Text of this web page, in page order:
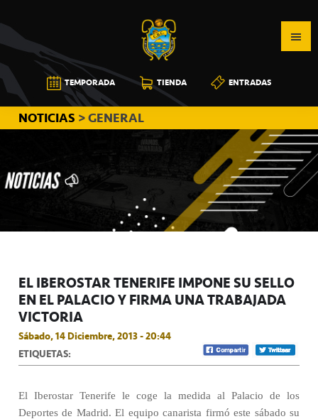
a
la
navegación
principal
al
contenido
principal
a
la
barra
lateral
principal
CB
CANARIAS
TEMPORADA TIENDA ENTRADAS
NOTICIAS > GENERAL
EL IBEROSTAR TENERIFE IMPONE SU SELLO
EN EL PALACIO Y FIRMA UNA TRABAJADA
VICTORIA
Sábado, 14 Diciembre, 2013 - 20:44
ETIQUETAS:
El Iberostar Tenerife le coge la medida al Palacio de los
Deportes de Madrid. El equipo canarista firmó este sábado su